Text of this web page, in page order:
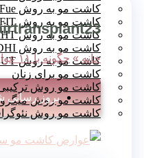
کاشت مو به روش Fue
کاشت مو به روش FIT
کاشت مو به روش RHT
کاشت مو به روش DHI
کاشت مو به روش SUT
کاشت مو برای زنان
کاشت مو روش
کاشت مو روش
کاشت مو روش
خانه» چگونه با ۱۱ عوارض کاشت مو در سال ۱۴۰۲ مقابله کنیم؟
بروز رسانی